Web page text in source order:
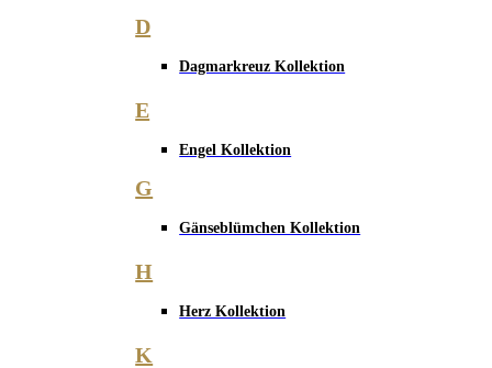
D
Dagmarkreuz Kollektion
E
Engel Kollektion
G
Gänseblümchen Kollektion
H
Herz Kollektion
K